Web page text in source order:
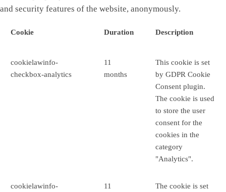
and security features of the website, anonymously.
Cookie Duration Description
cookielawinfo-
checkbox-analytics
11
months
This cookie is set
by GDPR Cookie
Consent plugin.
The cookie is used
to store the user
consent for the
cookies in the
category
"Analytics".
cookielawinfo-
11
The cookie is set